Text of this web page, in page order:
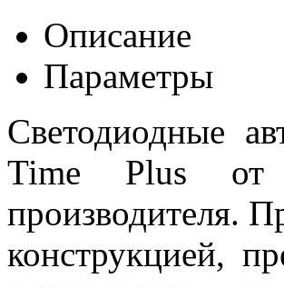
Описание
Параметры
Светодиодные
Time Plus от
производителя.
конструкцией,